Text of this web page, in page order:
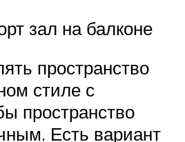
зал на балконе
пространство
стиле с
пространство
Есть вариант